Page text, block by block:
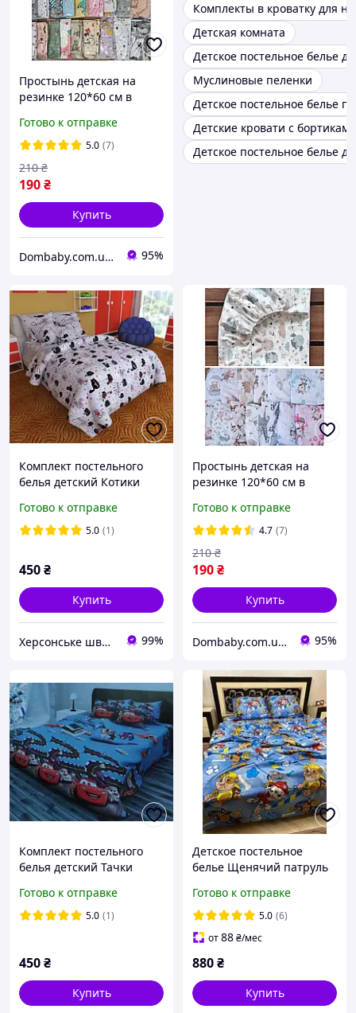
Простынь детская на
резинке 120*60 см в
Готово к отправке
5.0 (7)
190₴
210 ₴
Купить
Dombaby.com.ua - интернет магазин детских товаров 95%
Комплекты в кроватку для
Детская комната
Детское постельное белье
Муслиновые пеленки
Детское постельное белье
Детские кровати с бортиками
Детское постельное белье
Комплект постельного
белья детский Котики
Готово к отправке
5.0 (1)
450₴
Купить
Херсонське швейне об'єднання 99%
Простынь детская на
резинке 120*60 см в
Готово к отправке
4.7 (7)
190₴
210 ₴
Купить
Dombaby.com.ua - интернет магазин детских товаров 95%
Комплект постельного
белья детский Тачки
Готово к отправке
5.0 (1)
450₴
Купить
Детское постельное
белье Щенячий патруль
100% хлопок
Готово к отправке
5.0 (6)
от88₴/мес
880₴
Купить